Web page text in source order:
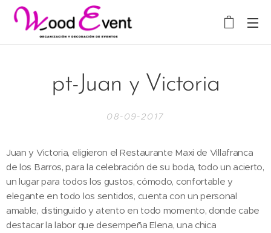
pt-Juan y Victoria
08-09-2017
Juan y Victoria, eligieron el Restaurante Maxi de Villafranca
de los Barros, para la celebración de su boda, todo un acierto,
un lugar para todos los gustos, cómodo, confortable y
elegante en todo los sentidos, cuenta con un personal
amable, distinguido y atento en todo momento, donde cabe
destacar la labor que desempeña Elena, una chica